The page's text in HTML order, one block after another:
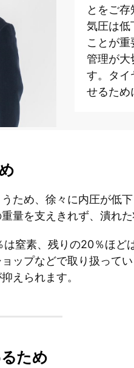
とをご
気圧は低
ことが
管理が大
す。タイ
せるため
ため、徐々に内圧が低
量を支えきれず、潰れた
窒素、残りの20％ほど
ップなどで取り扱って
えられます。
ため